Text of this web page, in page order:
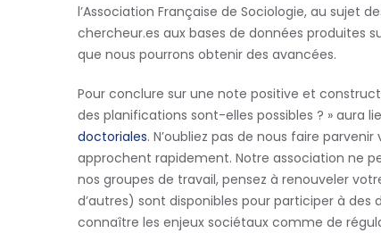
l’Association Française de Sociologie, au sujet
chercheur.es aux bases de données produites
que nous pourrons obtenir des avancées.
Pour conclure sur une note positive et
des planifications sont-elles possibles ? » aura
doctoriales. N’oubliez pas de nous faire
approchent rapidement. Notre association ne
nos groupes de travail, pensez à renouveler
d’autres) sont disponibles pour participer à des
connaître les enjeux sociétaux comme de